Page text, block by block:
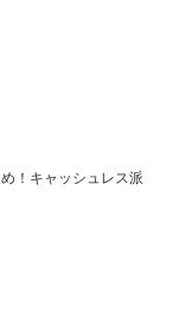
！キャッシュレス派